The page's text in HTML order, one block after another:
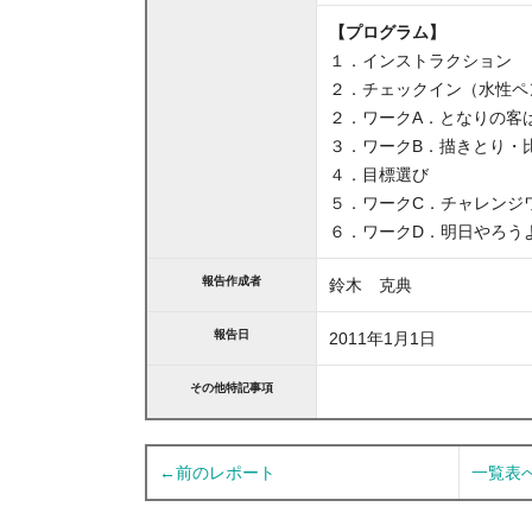
【プログラム】
１．インストラクション
２．チェックイン（水性
２．ワークA．となりの客
３．ワークB．描きとり・
４．目標選び
５．ワークC．チャレン
６．ワークD．明日やろ
報告作成者 鈴木 克典
報告日 2011年1月1日
その他特記事項
←前のレポート 一覧表